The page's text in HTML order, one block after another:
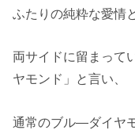
ふたりの純粋な愛情
両サイドに留まって
ヤモンド」と言い、
通常のブル―ダイヤ